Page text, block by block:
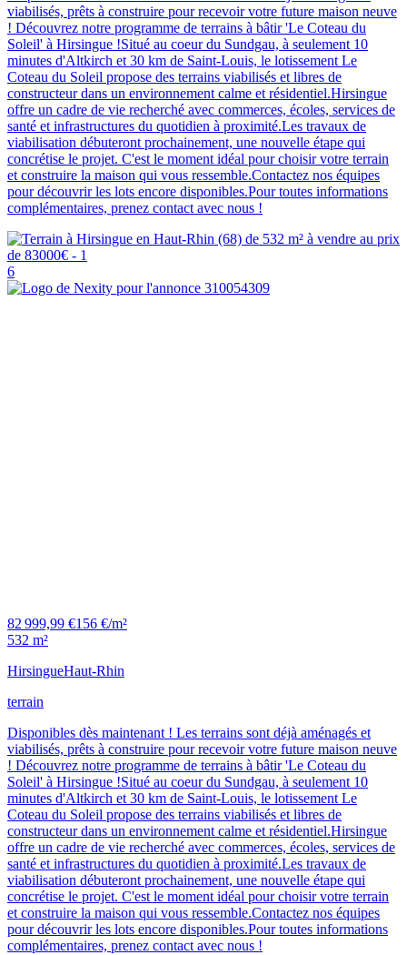
viabilisés, prêts à construire pour recevoir votre future maison neuve
! Découvrez notre programme de terrains à bâtir 'Le Coteau du
Soleil' à Hirsingue !Situé au coeur du Sundgau, à seulement 10
minutes d'Altkirch et 30 km de Saint-Louis, le lotissement Le
Coteau du Soleil propose des terrains viabilisés et libres de
constructeur dans un environnement calme et résidentiel.Hirsingue
offre un cadre de vie recherché avec commerces, écoles, services de
santé et infrastructures du quotidien à proximité.Les travaux de
viabilisation débuteront prochainement, une nouvelle étape qui
concrétise le projet. C'est le moment idéal pour choisir votre terrain
et construire la maison qui vous ressemble.Contactez nos équipes
pour découvrir les lots encore disponibles.Pour toutes informations
complémentaires, prenez contact avec nous !
6
82 999,99 €156 €/m²
532 m²
HirsingueHaut-Rhin
terrain
Disponibles dès maintenant ! Les terrains sont déjà aménagés et
viabilisés, prêts à construire pour recevoir votre future maison neuve
! Découvrez notre programme de terrains à bâtir 'Le Coteau du
Soleil' à Hirsingue !Situé au coeur du Sundgau, à seulement 10
minutes d'Altkirch et 30 km de Saint-Louis, le lotissement Le
Coteau du Soleil propose des terrains viabilisés et libres de
constructeur dans un environnement calme et résidentiel.Hirsingue
offre un cadre de vie recherché avec commerces, écoles, services de
santé et infrastructures du quotidien à proximité.Les travaux de
viabilisation débuteront prochainement, une nouvelle étape qui
concrétise le projet. C'est le moment idéal pour choisir votre terrain
et construire la maison qui vous ressemble.Contactez nos équipes
pour découvrir les lots encore disponibles.Pour toutes informations
complémentaires, prenez contact avec nous !